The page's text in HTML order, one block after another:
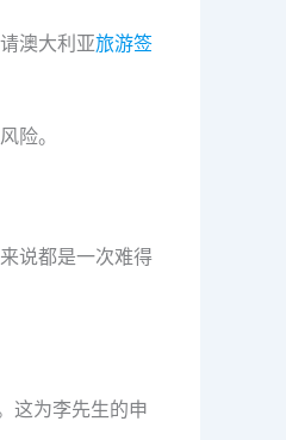
澳大利亚旅游签
险。
说都是一次难得
这为李先生的申